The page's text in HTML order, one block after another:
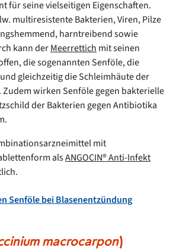
für seine vielseitigen Eigenschaften.
multiresistente Bakterien, Viren, Pilze
harntreibend sowie
kann derMeerrettich mit seinen
die sogenannten Senföle, die
gleichzeitig die Schleimhäute der
wirken Senföle gegen bakterielle
der Bakterien gegen Antibiotika
mit
alsANGOCIN® Anti-Infekt
Senföle bei Blasenentzündung
macrocarpon)